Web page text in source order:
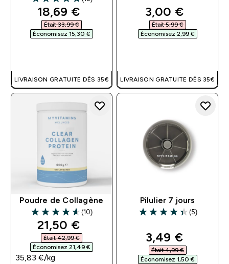
4.72 out of 5 stars
discounted price
18,69 €‎
Était 33,99 €‎
Économisez 15,30 €‎
LIVRAISON GRATUITE DÈS 35€
discounted
3,00 €‎
Était 5,99 €‎
Économisez 2,99 €‎
LIVRAISON GRATUITE DÈS 35€
Poudre de Collagène
4.6 out of 5 stars
(10)
discounted price
21,50 €‎
Était 42,99 €‎
Économisez 21,49 €‎
35,83 €‎/kg
Pilulier 7 jours
4.4 out of 5 stars
(5)
discounted
3,49 €‎
Était 4,99 €‎
Économisez 1,50 €‎